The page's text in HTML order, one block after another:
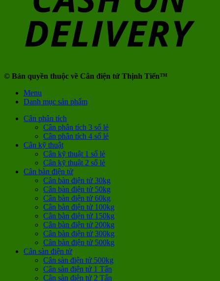
© Bản quyền thuộc về Cân điện tử Thịnh Tiến™
Menu
Danh mục sản phẩm
Cân phân tích
Cân phân tích 3 số lẻ
Cân phân tích 4 số lẻ
Cân kỹ thuật
Cân kỹ thuật 1 số lẻ
Cân kỹ thuật 2 số lẻ
Cân bàn điện tử
Cân bàn điện tử 30kg
Cân bàn điện tử 50kg
Cân bàn điện tử 60kg
Cân bàn điện tử 100kg
Cân bàn điện tử 150kg
Cân bàn điện tử 200kg
Cân bàn điện tử 300kg
Cân bàn điện tử 500kg
Cân sàn điện tử
Cân sàn điện tử 500kg
Cân sàn điện tử 1 Tấn
Cân sàn điện tử 2 Tấn